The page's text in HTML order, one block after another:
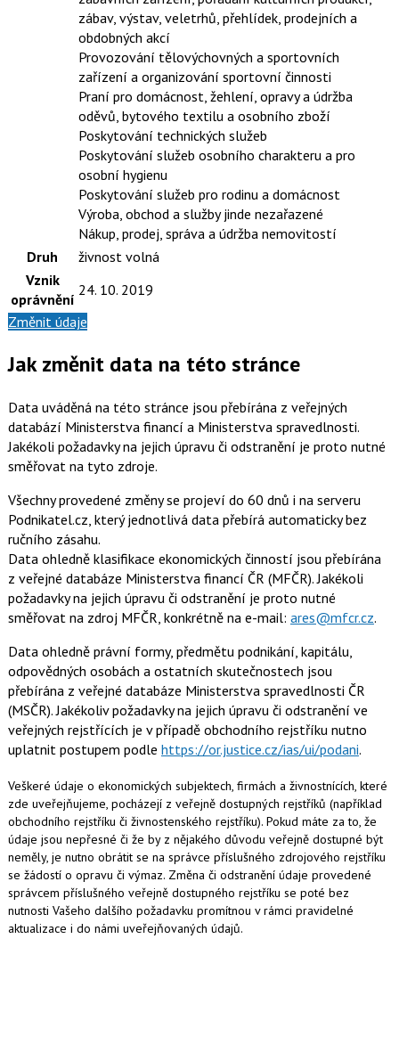
zábav, výstav, veletrhů, přehlídek, prodejních a
obdobných akcí
Provozování tělovýchovných a sportovních
zařízení a organizování sportovní činnosti
Praní pro domácnost, žehlení, opravy a údržba
oděvů, bytového textilu a osobního zboží
Poskytování technických služeb
Poskytování služeb osobního charakteru a pro
osobní hygienu
Poskytování služeb pro rodinu a domácnost
Výroba, obchod a služby jinde nezařazené
Nákup, prodej, správa a údržba nemovitostí
Druh
živnost volná
Vznik
oprávnění
24. 10. 2019
Změnit údaje
Jak změnit data na této stránce
Data uváděná na této stránce jsou přebírána z veřejných
databází Ministerstva financí a Ministerstva spravedlnosti.
Jakékoli požadavky na jejich úpravu či odstranění je proto nutné
směřovat na tyto zdroje.
Všechny provedené změny se projeví do 60 dnů i na serveru
Podnikatel.cz, který jednotlivá data přebírá automaticky bez
ručního zásahu.
Data ohledně klasifikace ekonomických činností jsou přebírána
z veřejné databáze Ministerstva financí ČR (MFČR). Jakékoli
požadavky na jejich úpravu či odstranění je proto nutné
směřovat na zdroj MFČR, konkrétně na e-mail: ares@mfcr.cz.
Data ohledně právní formy, předmětu podnikání, kapitálu,
odpovědných osobách a ostatních skutečnostech jsou
přebírána z veřejné databáze Ministerstva spravedlnosti ČR
(MSČR). Jakékoliv požadavky na jejich úpravu či odstranění ve
veřejných rejstřících je v případě obchodního rejstříku nutno
uplatnit postupem podle https://or.justice.cz/ias/ui/podani.
Veškeré údaje o ekonomických subjektech, firmách a živnostnících, které
zde uveřejňujeme, pocházejí z veřejně dostupných rejstříků (například
obchodního rejstříku či živnostenského rejstříku). Pokud máte za to, že
údaje jsou nepřesné či že by z nějakého důvodu veřejně dostupné být
neměly, je nutno obrátit se na správce příslušného zdrojového rejstříku
se žádostí o opravu či výmaz. Změna či odstranění údaje provedené
správcem příslušného veřejně dostupného rejstříku se poté bez
nutnosti Vašeho dalšího požadavku promítnou v rámci pravidelné
aktualizace i do námi uveřejňovaných údajů.